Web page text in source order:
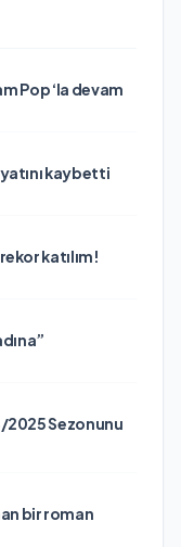
Pop ‘la devam
kaybetti
katılım!
2025 Sezonunu
bir roman